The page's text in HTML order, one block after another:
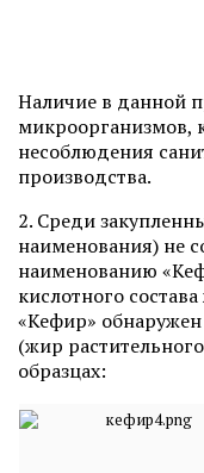
Наличие в данной
микроорганизмов,
несоблюдения
производства.
2. Среди
наименования) не
наименованию
кислотного
«Кефир»
(жир
образцах: